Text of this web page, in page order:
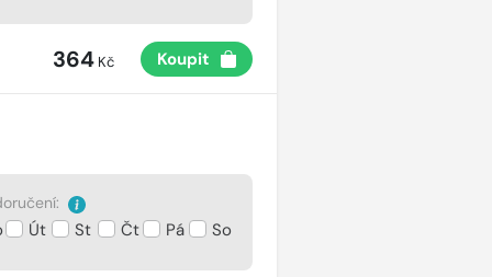
364Kč Koupit
Út St Čt Pá So